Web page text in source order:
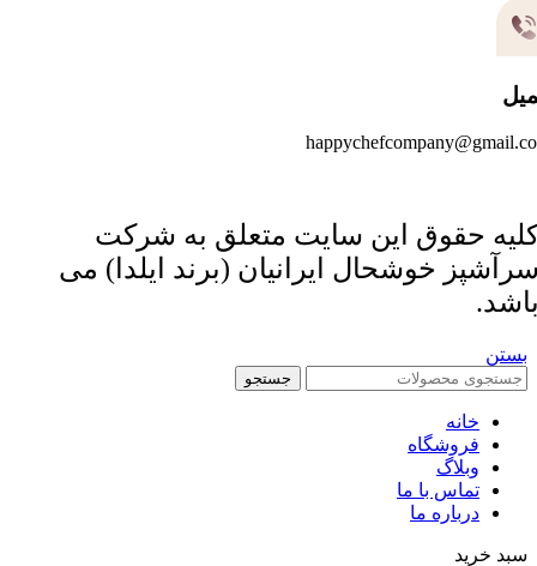
حقوق این سایت متعلق به شرکت
خوشحال ایرانیان (برند ایلدا) می
بستن
جستجو
خانه
فروشگاه
وبلاگ
تماس با ما
درباره ما
سبد خرید